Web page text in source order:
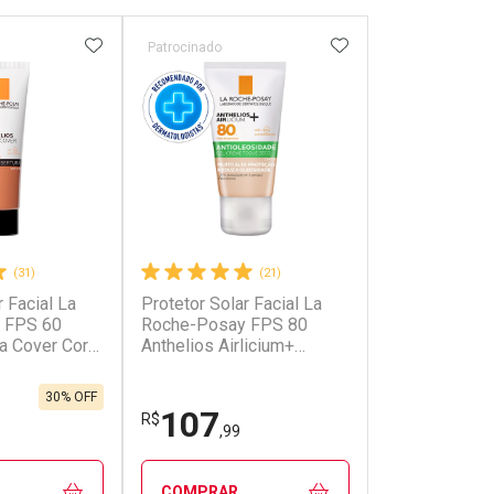
(31)
Facial La
60
Cover Cor
30% OFF
ADICIONAR AOS FAVORITOS
(21)
Protetor Solar Facial La
Roche-Posay FPS 80
Anthelios Airlicium+
Patrocinado
R$107,99
ADICIONAR AOS